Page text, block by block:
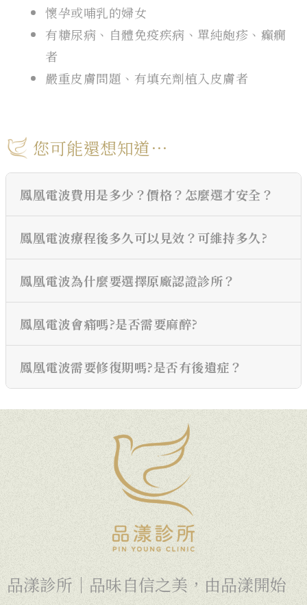
懷孕或哺乳的婦女
有糖尿病、自體免疫疾病、單純皰疹、癲癇
者
嚴重皮膚問題、有填充劑植入皮膚者
您可能還想知道⋯
鳳凰電波費用是多少？價格？怎麼選才安全？
鳳凰電波療程後多久可以見效？可維持多久?
鳳凰電波為什麼要選擇原廠認證診所？
鳳凰電波會痛嗎?是否需要麻醉?
鳳凰電波需要修復期嗎?是否有後遺症？
品漾診所｜品味自信之美，由品漾開始